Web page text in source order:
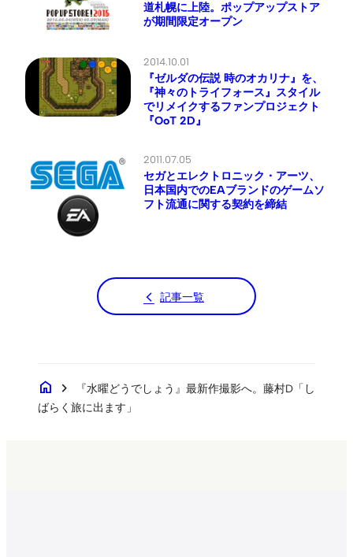
道札幌に上陸。ポップアップストア
が期間限定オープン
2014.10.01
『ゼルダの伝説 時のオカリナ』を、
『神々のトライフォース』スタイル
でリメイクするファンプロジェクト
『OoT 2D』
2011.07.05
セガとエレクトロニック・アーツ、
日本国内でのEAブランドのゲームソ
フト流通に関する契約を締結
記事一覧
home chevron_right
『水曜どうでしょう』最新作撮影へ。藤村D「し
ばらく旅に出ます」